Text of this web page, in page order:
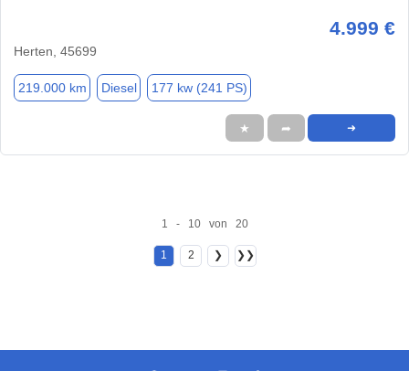
4.999 €
Herten, 45699
219.000 km Diesel 177 kw (241 PS)
★ ➦ ➜
1 - 10 von 20
1 2 ❯ ❯❯